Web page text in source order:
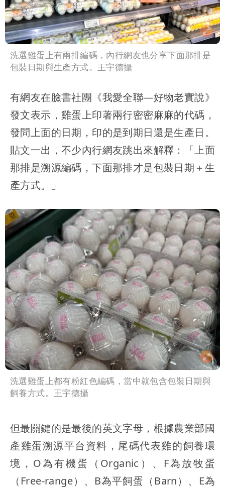
洗選雞蛋上有兩排編碼，內行網友也分享下面那排是
包裝日期與生產方式。王宇德攝
有網友在臉書社團《我愛全聯—好物老實說》
發文表示，雞蛋上印著兩行密密麻麻的代碼，
發問上面的日期，印的是到期日還是生產日。
貼文一出，不少內行網友跳出來解釋：「上面
那排是溯源編碼，下面那排才是包裝日期＋生
產方式。」
洗選雞蛋上都有粉紅色編碼，當中就包含包裝日期與
飼養方式。王宇德攝
但最關鍵的是最後的英文字母，根據農業部國
產雞蛋溯源平台資料，尾碼代表雞的飼養環
境，O為有機蛋（Organic）、F為放牧蛋
（Free-range）、B為平飼蛋（Barn）、E為